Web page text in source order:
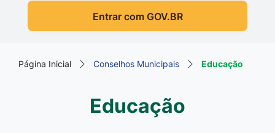
Entrar com GOV.BR
Página Inicial Conselhos Municipais Educação
Educação